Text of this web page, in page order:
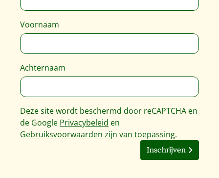
Voornaam
Achternaam
Deze site wordt beschermd door reCAPTCHA en
de Google Privacybeleid en
Gebruiksvoorwaarden zijn van toepassing.
Inschrijven